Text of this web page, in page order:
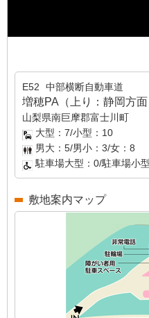
E52 中部横断自動車道
増穂PA（上り：静岡方面
山梨県南巨摩郡富士川町
大型：7/小型：10
男大：5/男小：3/女：8
駐車場大型：0/駐車場小
敷地案内マップ